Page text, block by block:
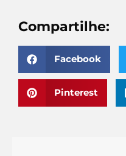
Compartilhe:
Facebook
Pinterest